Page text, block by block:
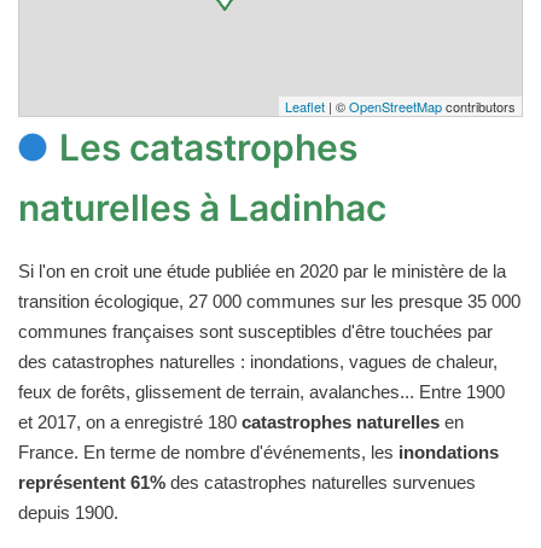
Leaflet | ©OpenStreetMapcontributors
Les catastrophes
naturelles à Ladinhac
Si l'on en croit une étude publiée en 2020 par le ministère de la
transition écologique, 27 000 communes sur les presque 35 000
communes françaises sont susceptibles d'être touchées par
des catastrophes naturelles : inondations, vagues de chaleur,
feux de forêts, glissement de terrain, avalanches... Entre 1900
et 2017, on a enregistré 180 catastrophes naturelles en
France. En terme de nombre d'événements, les inondations
représentent 61% des catastrophes naturelles survenues
depuis 1900.